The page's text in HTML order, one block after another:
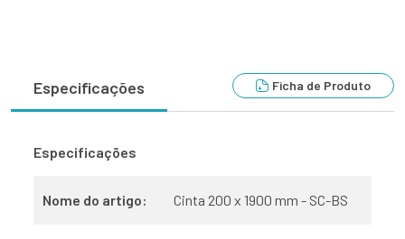
Especificações Ficha de Produto
Especificações
Nome do artigo: Cinta 200 x 1900 mm - SC-BS